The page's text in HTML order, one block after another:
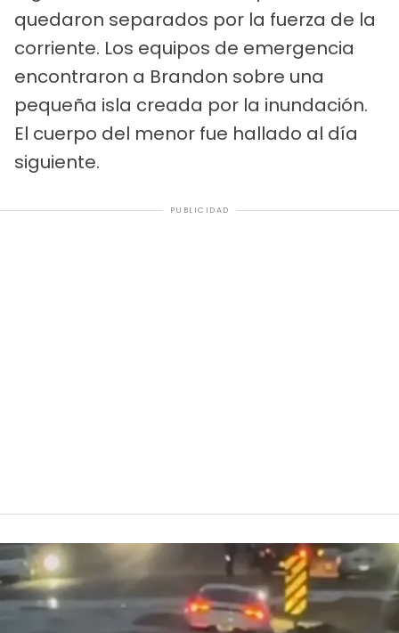
quedaron separados por la fuerza de la
corriente. Los equipos de emergencia
encontraron a Brandon sobre una
pequeña isla creada por la inundación.
El cuerpo del menor fue hallado al día
siguiente.
PUBLICIDAD